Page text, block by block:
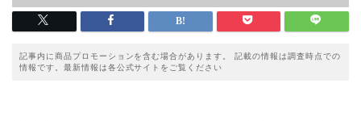
記事内に商品プロモーションを含む場合があります。 記載の情報は調査時点での
情報です。最新情報は各公式サイトをご覧ください